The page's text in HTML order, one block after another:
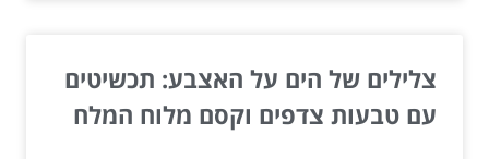
צלילים של הים על האצבע: תכשיטים
עם טבעות צדפים וקסם מלוח המלח